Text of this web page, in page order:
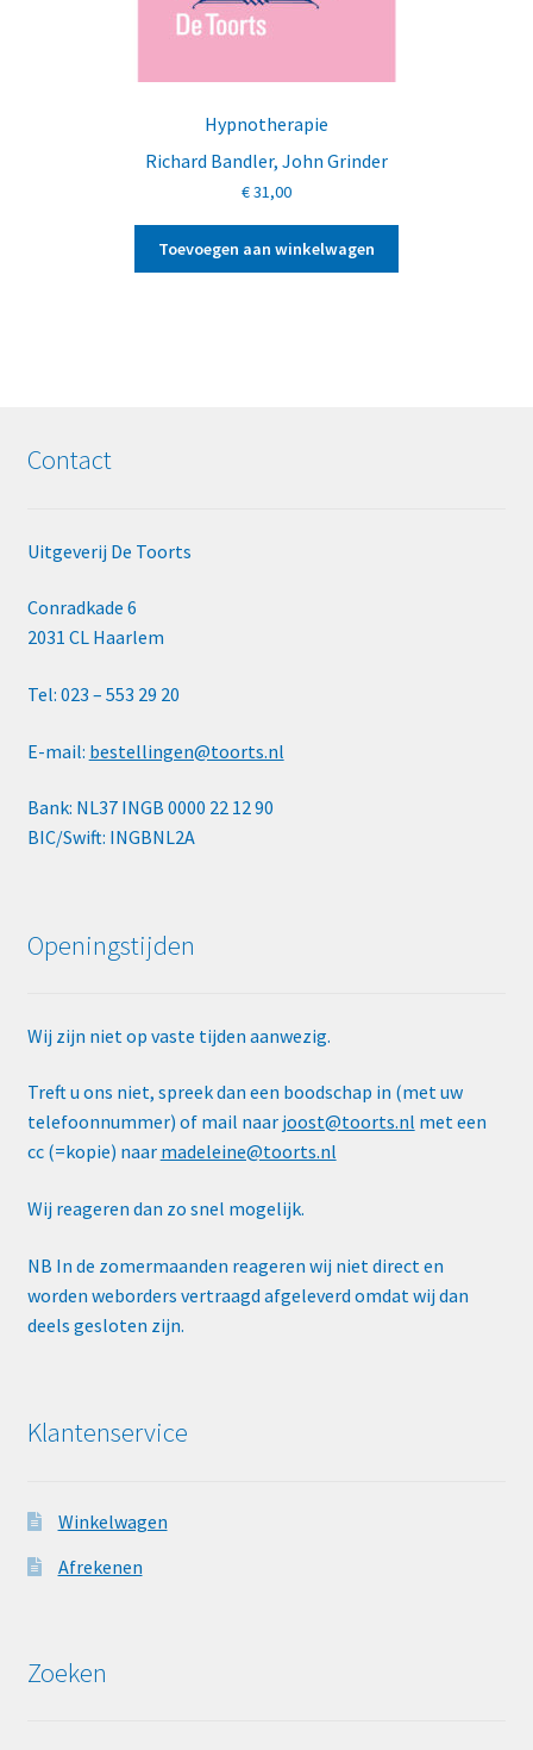
Hypnotherapie
Richard Bandler, John Grinder
€31,00
Toevoegen aan winkelwagen
Contact
Uitgeverij De Toorts
Conradkade 6
2031 CL Haarlem
Tel: 023 – 553 29 20
E-mail: bestellingen@toorts.nl
Bank: NL37 INGB 0000 22 12 90
BIC/Swift: INGBNL2A
Openingstijden
Wij zijn niet op vaste tijden aanwezig.
Treft u ons niet, spreek dan een boodschap in (met uw
telefoonnummer) of mail naar joost@toorts.nl met een
cc (=kopie) naar madeleine@toorts.nl
Wij reageren dan zo snel mogelijk.
NB In de zomermaanden reageren wij niet direct en
worden weborders vertraagd afgeleverd omdat wij dan
deels gesloten zijn.
Klantenservice
Winkelwagen
Afrekenen
Zoeken